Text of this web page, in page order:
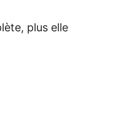
plus elle